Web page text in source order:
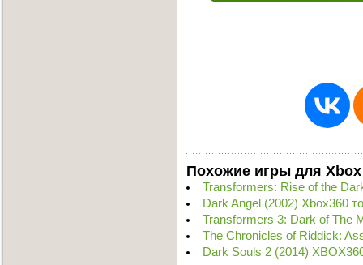
Похожие игры для Xbox
Transformers: Rise of the
Dark Angel (2002) Xbox360
Transformers 3: Dark of The
The Chronicles of Riddick:
Dark Souls 2 (2014)